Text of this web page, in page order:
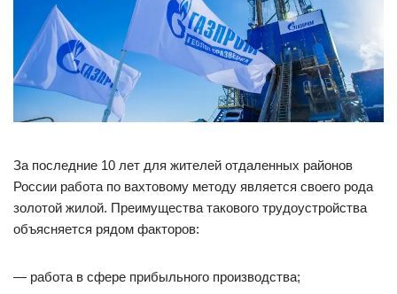
За последние 10 лет для жителей отдаленных районов
России работа по вахтовому методу является своего рода
золотой жилой. Преимущества такового трудоустройства
объясняется рядом факторов:
— работа в сфере прибыльного производства;